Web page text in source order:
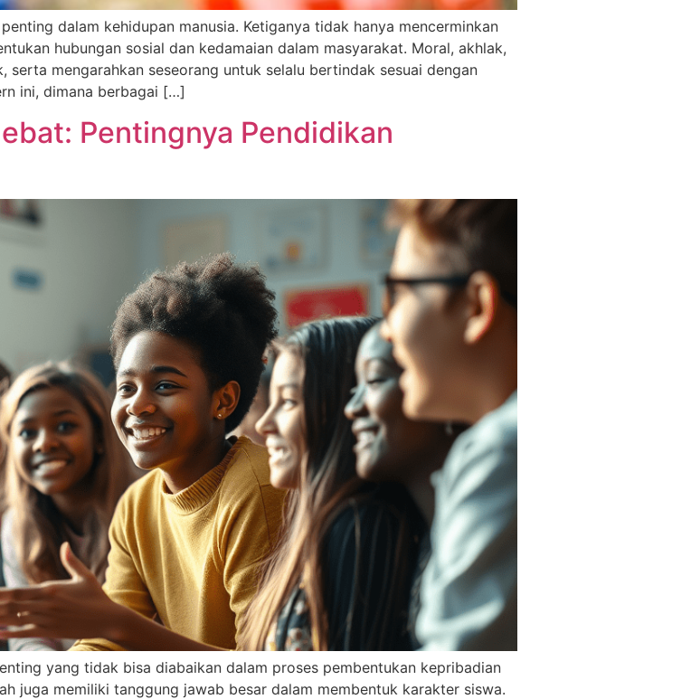
dalam kehidupan manusia. Ketiganya tidak hanya mencerminkan
hubungan sosial dan kedamaian dalam masyarakat. Moral, akhlak,
mengarahkan seseorang untuk selalu bertindak sesuai dengan
ini, dimana berbagai […]
Pentingnya Pendidikan
yang tidak bisa diabaikan dalam proses pembentukan kepribadian
juga memiliki tanggung jawab besar dalam membentuk karakter siswa.